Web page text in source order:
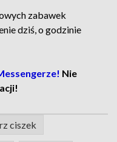
zabawek
dziś, o godzinie
Nie
ciszek